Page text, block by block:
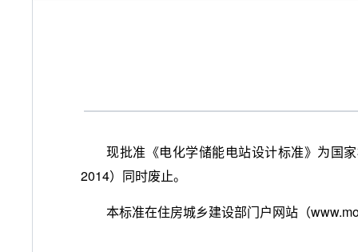
现批准《电化学储能电站设计标准》为国
2014）同时废止。
本标准在住房城乡建设部门户网站（